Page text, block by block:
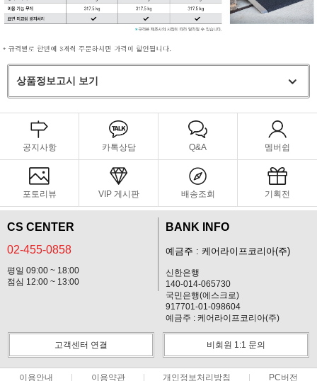
상품정보고시 보기
공지사항 카톡상담 Q&A 멤버쉽
포토리뷰 VIP 게시판 배송조회 기획전
CS CENTER
02-455-0858
평일 09:00 ~ 18:00
점심 12:00 ~ 13:00
BANK INFO
예금주 : 케어라이프코리아(주)
신한은행
140-014-065730
국민은행(에스크로)
917701-01-098604
예금주 : 케어라이프코리아(주)
고객센터 연결 비회원 1:1 문의
이용안내 이용약관 개인정보처리방침 PC버전